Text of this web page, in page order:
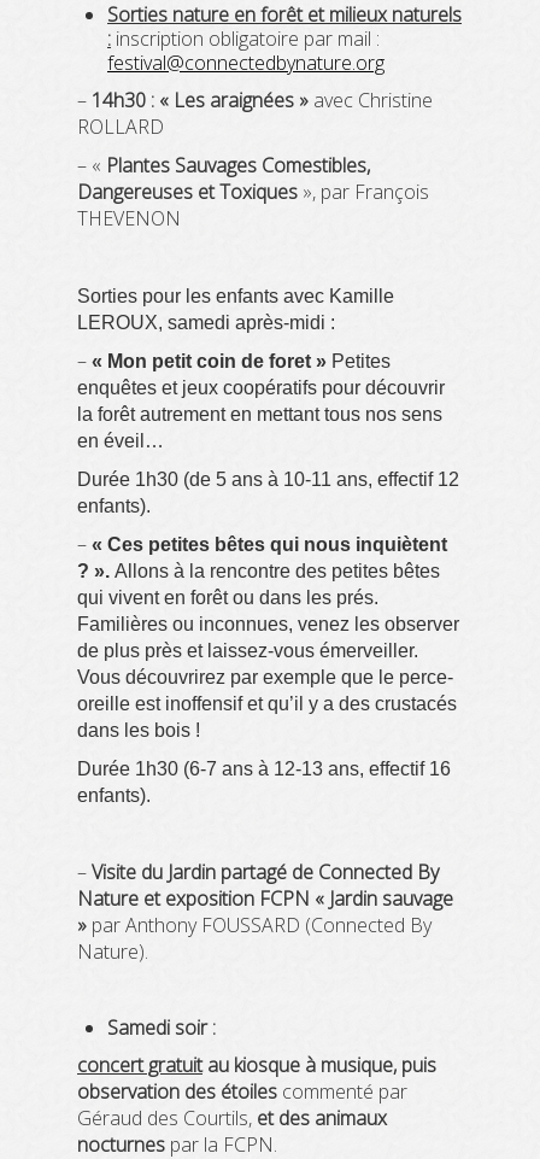
Sorties nature en forêt et milieux naturels
: inscription obligatoire par mail :
festival@connectedbynature.org
– 14h30 : « Les araignées » avec Christine
ROLLARD
– « Plantes Sauvages Comestibles,
Dangereuses et Toxiques », par François
THEVENON
Sorties pour les enfants avec Kamille
LEROUX, samedi après-midi :
– « Mon petit coin de foret » Petites
enquêtes et jeux coopératifs pour découvrir
la forêt autrement en mettant tous nos sens
en éveil…
Durée 1h30 (de 5 ans à 10-11 ans, effectif 12
enfants).
– « Ces petites bêtes qui nous inquiètent
? ». Allons à la rencontre des petites bêtes
qui vivent en forêt ou dans les prés.
Familières ou inconnues, venez les observer
de plus près et laissez-vous émerveiller.
Vous découvrirez par exemple que le perce-
oreille est inoffensif et qu’il y a des crustacés
dans les bois !
Durée 1h30 (6-7 ans à 12-13 ans, effectif 16
enfants).
–Visite du Jardin partagé de Connected By
Nature et exposition FCPN « Jardin sauvage
» par Anthony FOUSSARD (Connected By
Nature).
Samedi soir :
concert gratuitau kiosque à musique, puis
observation des étoiles commenté par
Géraud des Courtils, et des animaux
nocturnes par la FCPN.